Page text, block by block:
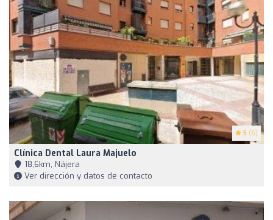
5 (5)
Clínica Dental Laura Majuelo
18,6km, Nájera
Ver dirección y datos de contacto